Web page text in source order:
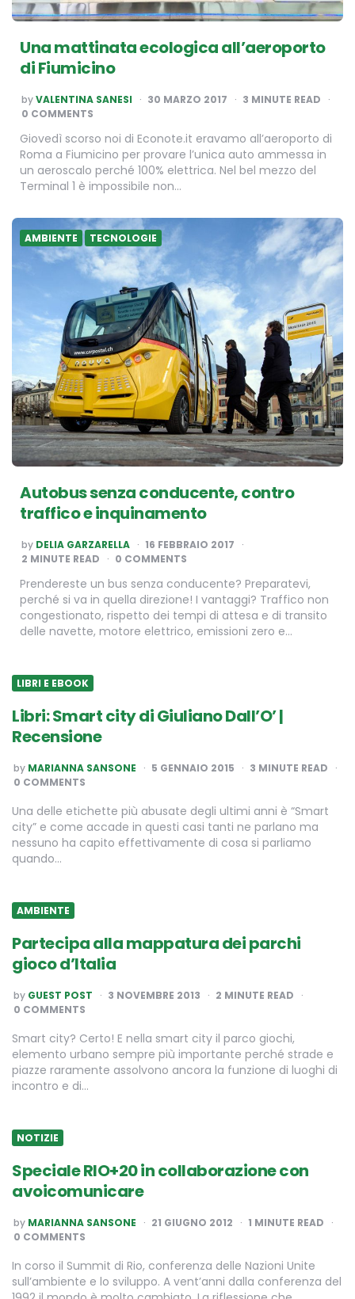
Una mattinata ecologica all’aeroporto
di Fiumicino
POSTED
BY
byVALENTINA SANESI 30 MARZO 2017 3 MINUTE READ
0 COMMENTS
Giovedì scorso noi di Econote.it eravamo all’aeroporto di
Roma a Fiumicino per provare l’unica auto ammessa in
un aeroscalo perché 100% elettrica. Nel bel mezzo del
Terminal 1 è impossibile non…
AMBIENTE TECNOLOGIE
Autobus senza conducente, contro
traffico e inquinamento
POSTED
BY
by DELIA GARZARELLA
16 FEBBRAIO 2017
2 MINUTE READ 0 COMMENTS
Prendereste un bus senza conducente? Preparatevi,
perché si va in quella direzione! I vantaggi? Traffico non
congestionato, rispetto dei tempi di attesa e di transito
delle navette, motore elettrico, emissioni zero e…
LIBRI E EBOOK
Libri: Smart city di Giuliano Dall’O’ |
Recensione
POSTED
BY
by MARIANNA SANSONE 5 GENNAIO 2015 3 MINUTE READ
0 COMMENTS
Una delle etichette più abusate degli ultimi anni è “Smart
city” e come accade in questi casi tanti ne parlano ma
nessuno ha capito effettivamente di cosa si parliamo
quando…
AMBIENTE
Partecipa alla mappatura dei parchi
gioco d’Italia
POSTED
BY
by GUEST POST 3 NOVEMBRE 2013 2 MINUTE READ
0 COMMENTS
Smart city? Certo! E nella smart city il parco giochi,
elemento urbano sempre più importante perché strade e
piazze raramente assolvono ancora la funzione di luoghi di
incontro e di…
NOTIZIE
Speciale RIO+20 in collaborazione con
avoicomunicare
POSTED
BY
by MARIANNA SANSONE 21 GIUGNO 2012 1 MINUTE READ
0 COMMENTS
In corso il Summit di Rio, conferenza delle Nazioni Unite
sull’ambiente e lo sviluppo. A vent’anni dalla conferenza del